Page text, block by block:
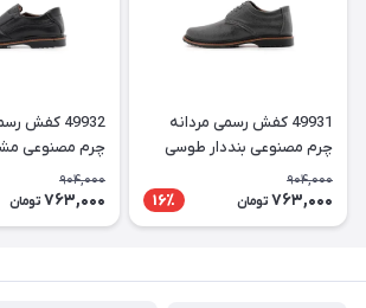
49931 کفش رسمی مردانه
چرم مصنوعی بنددار طوسی
904,000
763,000 تومان 16٪
49932 کفش
چرم مصنوعی
904,000
763,000 تومان